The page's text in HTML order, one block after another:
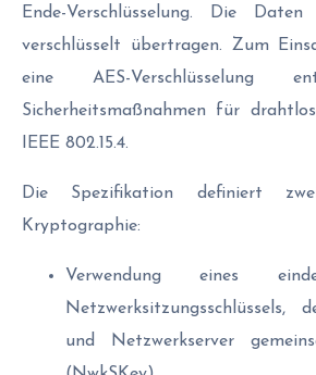
Ende-Verschlüsselung. Die
verschlüsselt übertragen. Zum
eine AES-Verschlüsselung
Sicherheitsmaßnahmen für
IEEE 802.15.4.
Die Spezifikation definiert
Kryptographie:
Verwendung eines
Netzwerksitzungsschlüssels,
und Netzwerkserver